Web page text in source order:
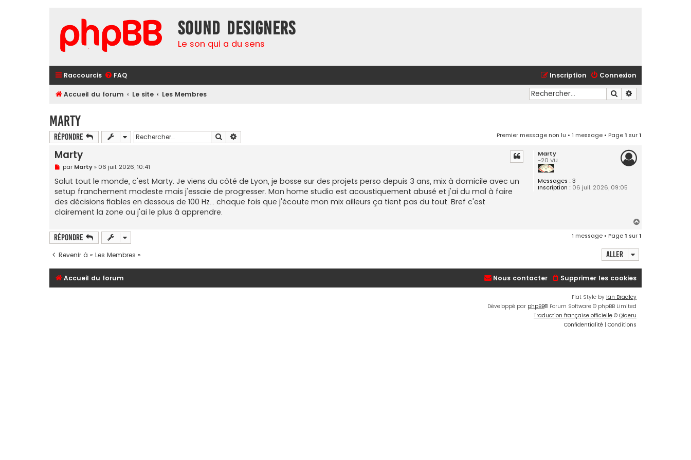
Sound Designers
Le son qui a du sens
Raccourcis FAQ Connexion
Inscription
Accueil du forum Le site Les Membres Rechercher
Marty
Répondre Rechercher Premier message non lu • 1 message • Page1 sur1
Marty
-20 VU
Messages : 3
Inscription : 06 juil. 2026, 09:05
Marty
M
e
s
s
a
g
e
n
l
u
par Marty» 06 juil. 2026, 10:41
Salut tout le monde, c'est Marty. Je viens du côté de Lyon, je bosse sur des projets perso depuis 3 ans, mix à domicile avec un
setup franchement modeste mais j'essaie de progresser. Mon home studio est acoustiquement abusé et j'ai du mal à faire
des décisions fiables en dessous de 100 Hz... chaque fois que j'écoute mon mix ailleurs ça tient pas du tout. Bref c'est
clairement la zone ou j'ai le plus à apprendre.
Répondre 1 message • Page1 sur1
Revenir à « Les Membres » Aller
Accueil du forum Supprimer les cookies
Nous contacter
Flat Style by Ian Bradley
Développé par phpBB® Forum Software © phpBB Limited
Traduction française officielle © Qiaeru
Confidentialité | Conditions